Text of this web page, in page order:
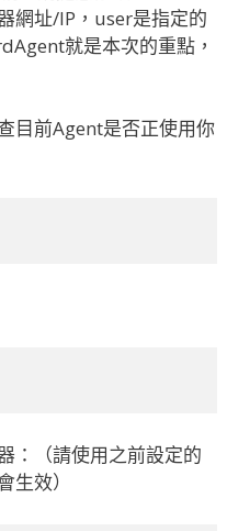
網址/IP，user是指定的
就是本次的重點，
目前Agent是否正使用你
：（請使用之前設定的
生效）